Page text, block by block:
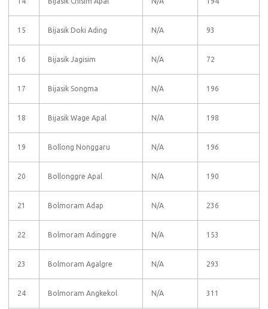
15 Bijasik Doki Ading N/A 93
16 Bijasik Jagisim N/A 72
17 Bijasik Songma N/A 196
18 Bijasik Wage Apal N/A 198
19 Bollong Nonggaru N/A 196
20 Bollonggre Apal N/A 190
21 Bolmoram Adap N/A 236
22 Bolmoram Adinggre N/A 153
23 Bolmoram Agalgre N/A 293
24 Bolmoram Angkekol N/A 311